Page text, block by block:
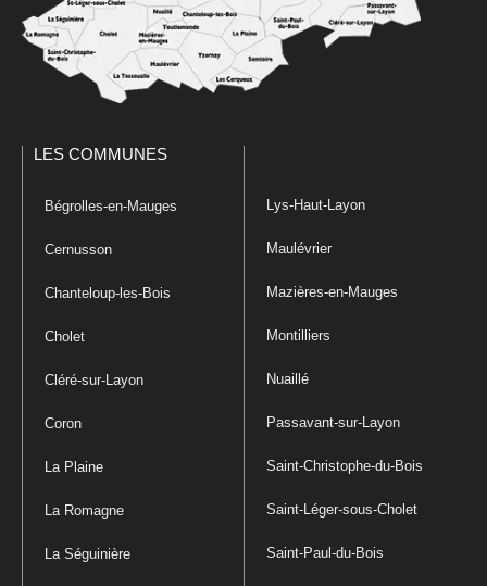
LES COMMUNES
Bégrolles-en-Mauges
Cernusson
Chanteloup-les-Bois
Cholet
Cléré-sur-Layon
Coron
La Plaine
La Romagne
La Séguinière
Lys-Haut-Layon
Maulévrier
Mazières-en-Mauges
Montilliers
Nuaillé
Passavant-sur-Layon
Saint-Christophe-du-Bois
Saint-Léger-sous-Cholet
Saint-Paul-du-Bois